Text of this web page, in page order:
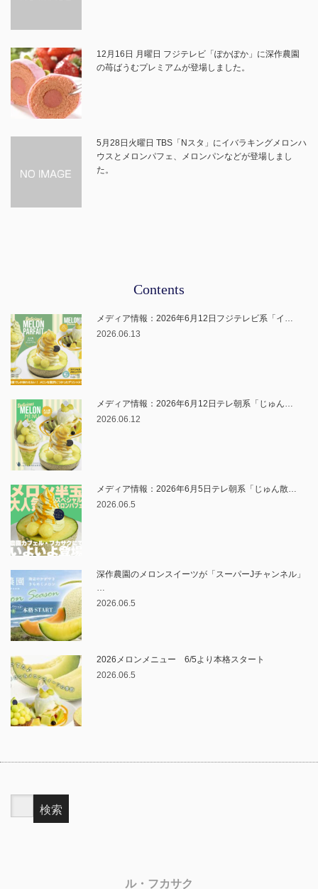
12月16日 月曜日 フジテレビ「ぽかぽか」に深作農園
の苺ばうむプレミアムが登場しました。
5月28日火曜日 TBS「Nスタ」にイバラキングメロンハ
ウスとメロンパフェ、メロンパンなどが登場しまし
た。
Contents
メディア情報：2026年6月12日フジテレビ系「イ…
2026.06.13
メディア情報：2026年6月12日テレ朝系「じゅん…
2026.06.12
メディア情報：2026年6月5日テレ朝系「じゅん散…
2026.06.5
深作農園のメロンスイーツが「スーパーJチャンネル」
…
2026.06.5
2026メロンメニュー 6/5より本格スタート
2026.06.5
ル・フカサク